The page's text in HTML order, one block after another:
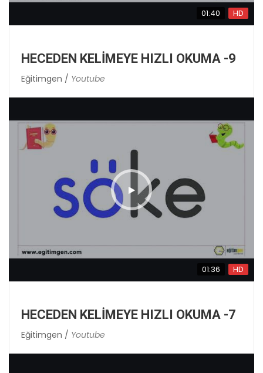
01:40 HD
HECEDEN KELİMEYE HIZLI OKUMA -9
Eğitimgen / Youtube
01:36 HD
HECEDEN KELİMEYE HIZLI OKUMA -7
Eğitimgen / Youtube